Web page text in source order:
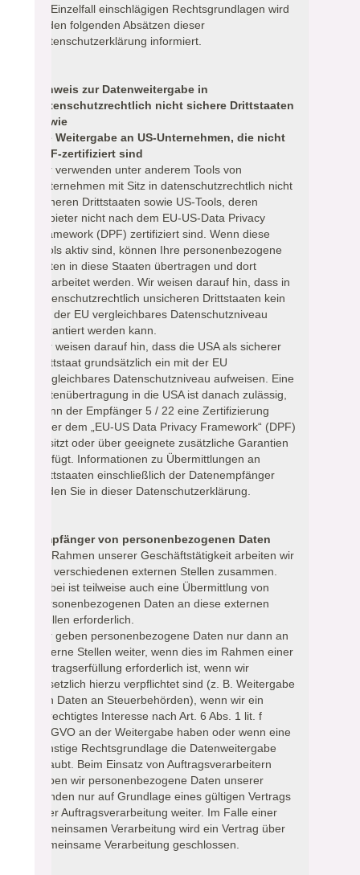
im Einzelfall einschlägigen Rechtsgrundlagen wird
in den folgenden Absätzen dieser
Datenschutzerklärung informiert.
Hinweis zur Datenweitergabe in
datenschutzrechtlich nicht sichere Drittstaaten
sowie
die Weitergabe an US-Unternehmen, die nicht
DPF-zertifiziert sind
Wir verwenden unter anderem Tools von
Unternehmen mit Sitz in datenschutzrechtlich nicht
sicheren Drittstaaten sowie US-Tools, deren
Anbieter nicht nach dem EU-US-Data Privacy
Framework (DPF) zertifiziert sind. Wenn diese
Tools aktiv sind, können Ihre personenbezogene
Daten in diese Staaten übertragen und dort
verarbeitet werden. Wir weisen darauf hin, dass in
datenschutzrechtlich unsicheren Drittstaaten kein
mit der EU vergleichbares Datenschutzniveau
garantiert werden kann.
Wir weisen darauf hin, dass die USA als sicherer
Drittstaat grundsätzlich ein mit der EU
vergleichbares Datenschutzniveau aufweisen. Eine
Datenübertragung in die USA ist danach zulässig,
wenn der Empfänger 5 / 22 eine Zertifizierung
unter dem „EU-US Data Privacy Framework“ (DPF)
besitzt oder über geeignete zusätzliche Garantien
verfügt. Informationen zu Übermittlungen an
Drittstaaten einschließlich der Datenempfänger
finden Sie in dieser Datenschutzerklärung.
Empfänger von personenbezogenen Daten
Im Rahmen unserer Geschäftstätigkeit arbeiten wir
mit verschiedenen externen Stellen zusammen.
Dabei ist teilweise auch eine Übermittlung von
personenbezogenen Daten an diese externen
Stellen erforderlich.
Wir geben personenbezogene Daten nur dann an
externe Stellen weiter, wenn dies im Rahmen einer
Vertragserfüllung erforderlich ist, wenn wir
gesetzlich hierzu verpflichtet sind (z. B. Weitergabe
von Daten an Steuerbehörden), wenn wir ein
berechtigtes Interesse nach Art. 6 Abs. 1 lit. f
DSGVO an der Weitergabe haben oder wenn eine
sonstige Rechtsgrundlage die Datenweitergabe
erlaubt. Beim Einsatz von Auftragsverarbeitern
geben wir personenbezogene Daten unserer
Kunden nur auf Grundlage eines gültigen Vertrags
über Auftragsverarbeitung weiter. Im Falle einer
gemeinsamen Verarbeitung wird ein Vertrag über
gemeinsame Verarbeitung geschlossen.